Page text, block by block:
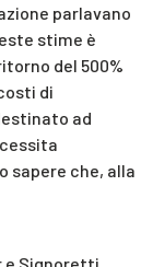
parlavano
stime è
del 500%
di
ad
sapere che, alla